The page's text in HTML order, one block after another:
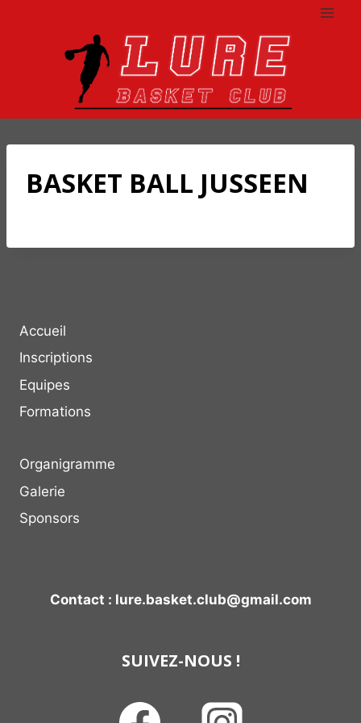
BASKET BALL JUSSEEN
Accueil
Inscriptions
Equipes
Formations
Organigramme
Galerie
Sponsors
Contact : lure.basket.club@gmail.com
SUIVEZ-NOUS !